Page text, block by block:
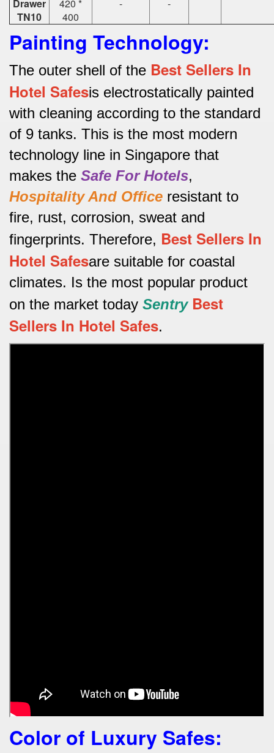
Drawer
TN10
420 *
400
- -
Painting Technology:
The outer shell of the Best Sellers In
Hotel Safesis electrostatically painted
with cleaning according to the standard
of 9 tanks. This is the most modern
technology line in Singapore that
makes the Safe For Hotels,
Hospitality And Office resistant to
fire, rust, corrosion, sweat and
fingerprints. Therefore, Best Sellers In
Hotel Safesare suitable for coastal
climates. Is the most popular product
on the market today Sentry Best
Sellers In Hotel Safes.
Color of Luxury Safes: